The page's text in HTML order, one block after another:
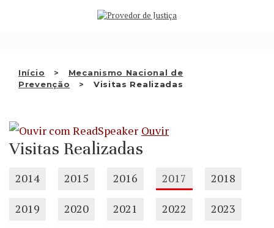
Início
Mecanismo Nacional de
Prevenção
Visitas Realizadas
QUEM SOMOS
RECOMENDAÇÕES E OUTRAS
DECISÕES
APRESENTAR QUEIXA
PT
Ouvir
Visitas Realizadas
2014 2015 2016 2017 2018
2019 2020 2021 2022 2023